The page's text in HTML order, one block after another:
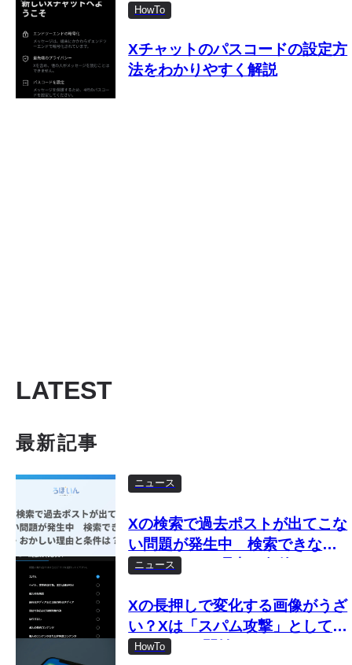
HowTo
Xチャットのパスコードの設定方
法をわかりやすく解説
LATEST
最新記事
ニュース
Xの検索で過去ポストが出てこな
い問題が発生中 検索できな
い・おかしい理由と条件は？
ニュース
Xの長押しで変化する画像がうざ
い？Xは「スパム攻撃」として取
り締まりを開始
HowTo